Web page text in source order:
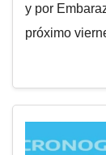
y por
próximo